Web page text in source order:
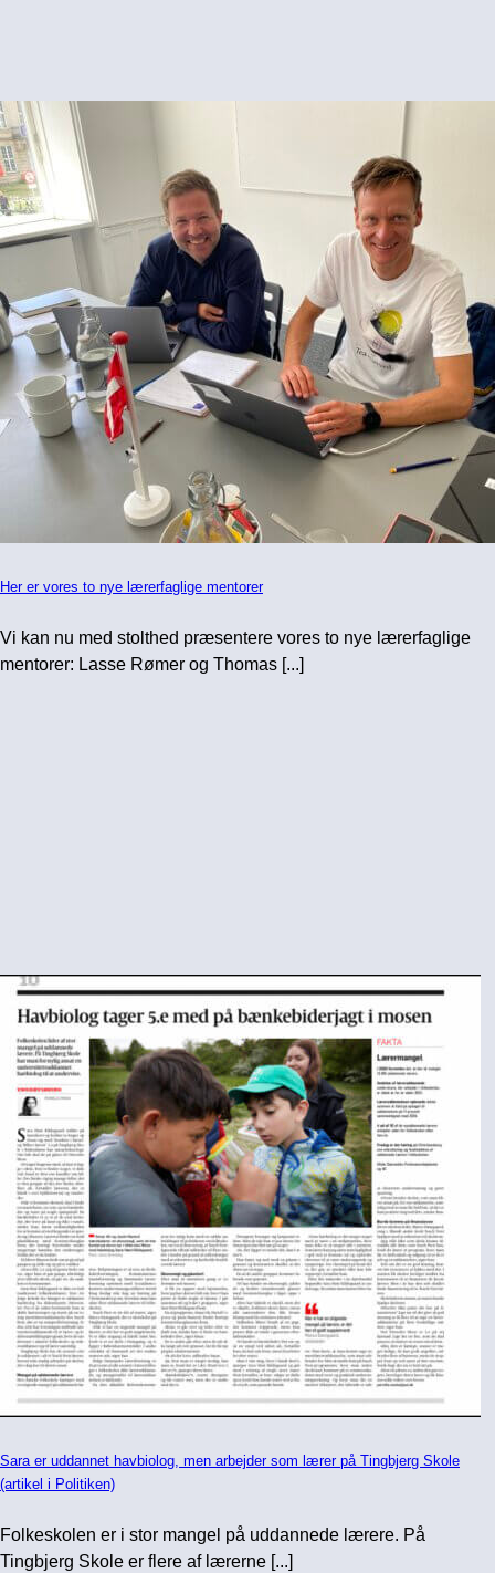
Her er vores to nye lærerfaglige mentorer
Vi kan nu med stolthed præsentere vores to nye lærerfaglige
mentorer: Lasse Rømer og Thomas [...]
Sara er uddannet havbiolog, men arbejder som lærer på Tingbjerg Skole
(artikel i Politiken)
Folkeskolen er i stor mangel på uddannede lærere. På
Tingbjerg Skole er flere af lærerne [...]